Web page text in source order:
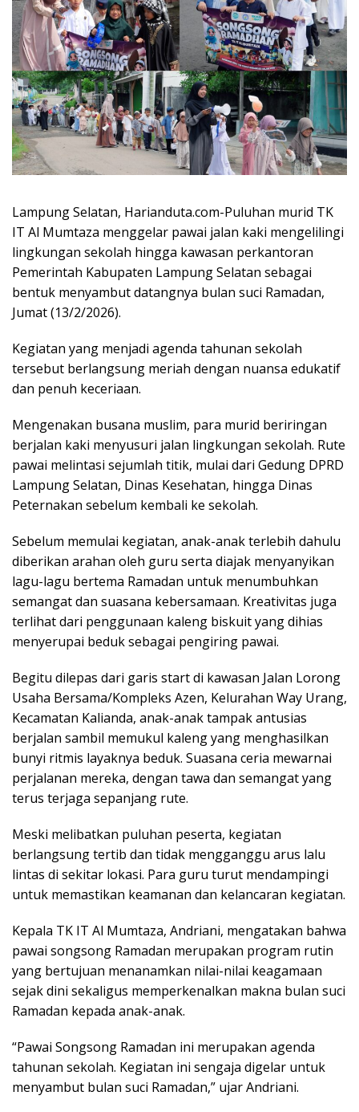
Lampung Selatan, Harianduta.com-Puluhan murid TK
IT Al Mumtaza menggelar pawai jalan kaki mengelilingi
lingkungan sekolah hingga kawasan perkantoran
Pemerintah Kabupaten Lampung Selatan sebagai
bentuk menyambut datangnya bulan suci Ramadan,
Jumat (13/2/2026).
Kegiatan yang menjadi agenda tahunan sekolah
tersebut berlangsung meriah dengan nuansa edukatif
dan penuh keceriaan.
Mengenakan busana muslim, para murid beriringan
berjalan kaki menyusuri jalan lingkungan sekolah. Rute
pawai melintasi sejumlah titik, mulai dari Gedung DPRD
Lampung Selatan, Dinas Kesehatan, hingga Dinas
Peternakan sebelum kembali ke sekolah.
Sebelum memulai kegiatan, anak-anak terlebih dahulu
diberikan arahan oleh guru serta diajak menyanyikan
lagu-lagu bertema Ramadan untuk menumbuhkan
semangat dan suasana kebersamaan. Kreativitas juga
terlihat dari penggunaan kaleng biskuit yang dihias
menyerupai beduk sebagai pengiring pawai.
Begitu dilepas dari garis start di kawasan Jalan Lorong
Usaha Bersama/Kompleks Azen, Kelurahan Way Urang,
Kecamatan Kalianda, anak-anak tampak antusias
berjalan sambil memukul kaleng yang menghasilkan
bunyi ritmis layaknya beduk. Suasana ceria mewarnai
perjalanan mereka, dengan tawa dan semangat yang
terus terjaga sepanjang rute.
Meski melibatkan puluhan peserta, kegiatan
berlangsung tertib dan tidak mengganggu arus lalu
lintas di sekitar lokasi. Para guru turut mendampingi
untuk memastikan keamanan dan kelancaran kegiatan.
Kepala TK IT Al Mumtaza, Andriani, mengatakan bahwa
pawai songsong Ramadan merupakan program rutin
yang bertujuan menanamkan nilai-nilai keagamaan
sejak dini sekaligus memperkenalkan makna bulan suci
Ramadan kepada anak-anak.
“Pawai Songsong Ramadan ini merupakan agenda
tahunan sekolah. Kegiatan ini sengaja digelar untuk
menyambut bulan suci Ramadan,” ujar Andriani.